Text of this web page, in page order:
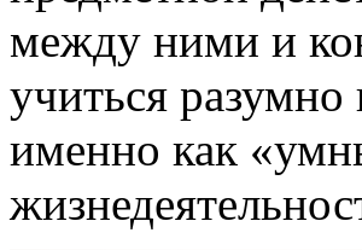
между ними и
учиться разумно
именно как